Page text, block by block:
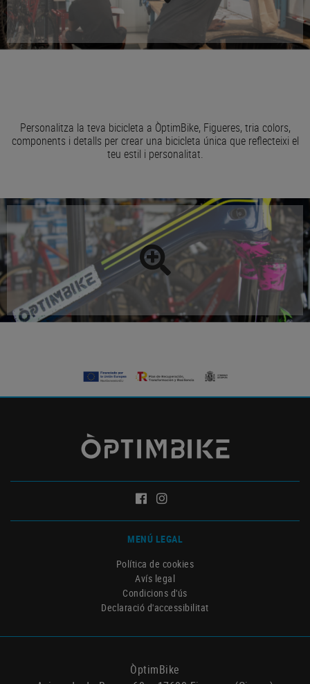
Personalitza la teva bicicleta a ÒptimBike, Figueres, tria colors,
components i detalls per crear una bicicleta única que reflecteixi el
teu estil i personalitat.
MENÚ LEGAL
Política de cookies
Avís legal
Condicions d'ús
Declaració d'accessibilitat
ÒptimBike